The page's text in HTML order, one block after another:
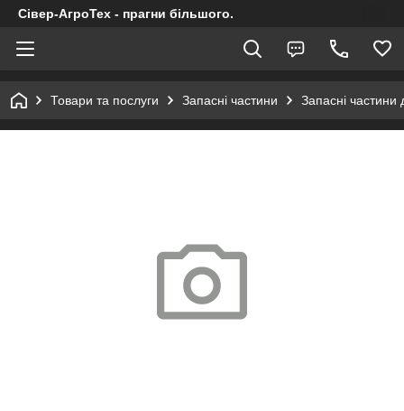
Сівер-АгроТех - прагни більшого.
Товари та послуги Запасні частини Запасні частини